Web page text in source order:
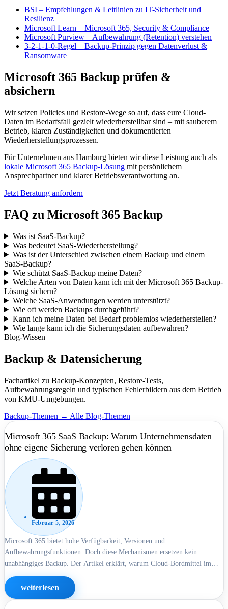
BSI – Empfehlungen & Leitlinien zu IT-Sicherheit und
Resilienz
Microsoft Learn – Microsoft 365, Security & Compliance
Microsoft Purview – Aufbewahrung (Retention) verstehen
3-2-1-1-0-Regel – Backup-Prinzip gegen Datenverlust &
Ransomware
Microsoft 365 Backup prüfen &
absichern
Wir setzen Policies und Restore-Wege so auf, dass eure Cloud-
Daten im Bedarfsfall gezielt wiederherstellbar sind – mit sauberem
Betrieb, klaren Zuständigkeiten und dokumentierten
Wiederherstellungsprozessen.
Für Unternehmen aus Hamburg bieten wir diese Leistung auch als
lokale Microsoft 365 Backup-Lösung mit persönlichem
Ansprechpartner und klarer Betriebsverantwortung an.
Jetzt Beratung anfordern
FAQ zu Microsoft 365 Backup
Was ist SaaS-Backup?
Was bedeutet SaaS-Wiederherstellung?
Was ist der Unterschied zwischen einem Backup und einem
SaaS-Backup?
Wie schützt SaaS-Backup meine Daten?
Welche Arten von Daten kann ich mit der Microsoft 365 Backup-
Lösung sichern?
Welche SaaS-Anwendungen werden unterstützt?
Wie oft werden Backups durchgeführt?
Kann ich meine Daten bei Bedarf problemlos wiederherstellen?
Wie lange kann ich die Sicherungsdaten aufbewahren?
Blog-Wissen
Backup & Datensicherung
Fachartikel zu Backup-Konzepten, Restore-Tests,
Aufbewahrungsregeln und typischen Fehlerbildern aus dem Betrieb
von KMU-Umgebungen.
Backup-Themen ← Alle Blog-Themen
Microsoft 365 SaaS Backup: Warum Unternehmensdaten
ohne eigene Sicherung verloren gehen können
Februar 5, 2026
Microsoft 365 bietet hohe Verfügbarkeit, Versionen und
Aufbewahrungsfunktionen. Doch diese Mechanismen ersetzen kein
unabhängiges Backup. Der Artikel erklärt, warum Cloud-Bordmittel im
Ernstfall an Grenzen stoßen und weshalb Wiederherstellbarkeit von
Mandant, Konten und Zeitfenstern abhängt.
weiterlesen